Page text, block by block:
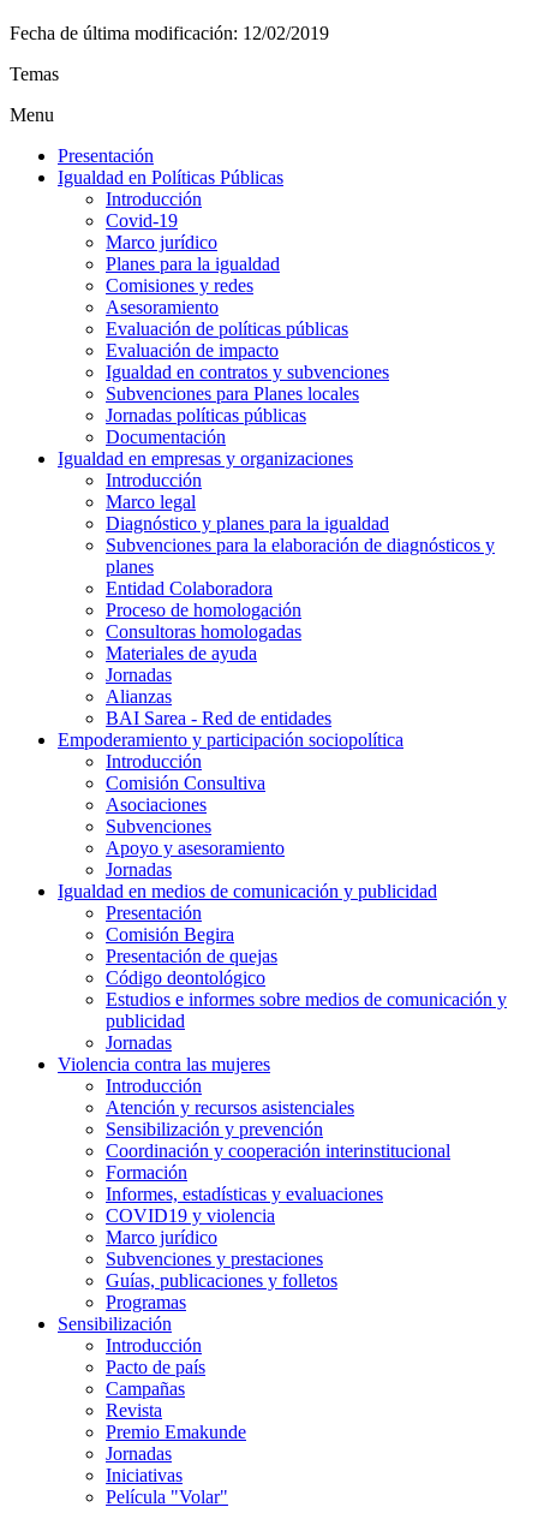
Fecha de última modificación: 12/02/2019
Temas
Menu
Presentación
Igualdad en Políticas Públicas
Introducción
Covid-19
Marco jurídico
Planes para la igualdad
Comisiones y redes
Asesoramiento
Evaluación de políticas públicas
Evaluación de impacto
Igualdad en contratos y subvenciones
Subvenciones para Planes locales
Jornadas políticas públicas
Documentación
Igualdad en empresas y organizaciones
Introducción
Marco legal
Diagnóstico y planes para la igualdad
Subvenciones para la elaboración de diagnósticos y
planes
Entidad Colaboradora
Proceso de homologación
Consultoras homologadas
Materiales de ayuda
Jornadas
Alianzas
BAI Sarea - Red de entidades
Empoderamiento y participación sociopolítica
Introducción
Comisión Consultiva
Asociaciones
Subvenciones
Apoyo y asesoramiento
Jornadas
Igualdad en medios de comunicación y publicidad
Presentación
Comisión Begira
Presentación de quejas
Código deontológico
Estudios e informes sobre medios de comunicación y
publicidad
Jornadas
Violencia contra las mujeres
Introducción
Atención y recursos asistenciales
Sensibilización y prevención
Coordinación y cooperación interinstitucional
Formación
Informes, estadísticas y evaluaciones
COVID19 y violencia
Marco jurídico
Subvenciones y prestaciones
Guías, publicaciones y folletos
Programas
Sensibilización
Introducción
Pacto de país
Campañas
Revista
Premio Emakunde
Jornadas
Iniciativas
Película "Volar"